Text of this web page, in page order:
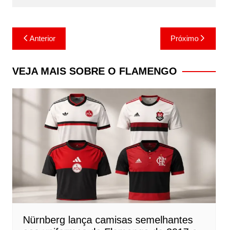
Navegação
de
Post
Anterior Próximo
VEJA MAIS SOBRE O FLAMENGO
Nürnberg lança camisas semelhantes